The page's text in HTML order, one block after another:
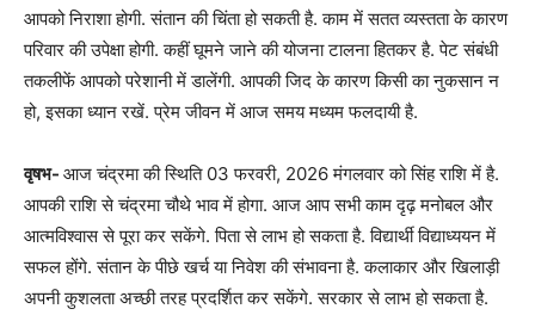
आपको निराशा होगी. संतान की चिंता हो सकती है. काम में सतत व्यस्तता के कारण
परिवार की उपेक्षा होगी. कहीं घूमने जाने की योजना टालना हितकर है. पेट संबंधी
तकलीफें आपको परेशानी में डालेंगी. आपकी जिद के कारण किसी का नुकसान न
हो, इसका ध्यान रखें. प्रेम जीवन में आज समय मध्यम फलदायी है.
वृषभ- आज चंद्रमा की स्थिति 03 फरवरी, 2026 मंगलवार को सिंह राशि में है.
आपकी राशि से चंद्रमा चौथे भाव में होगा. आज आप सभी काम दृढ़ मनोबल और
आत्मविश्वास से पूरा कर सकेंगे. पिता से लाभ हो सकता है. विद्यार्थी विद्याध्ययन में
सफल होंगे. संतान के पीछे खर्च या निवेश की संभावना है. कलाकार और खिलाड़ी
अपनी कुशलता अच्छी तरह प्रदर्शित कर सकेंगे. सरकार से लाभ हो सकता है.